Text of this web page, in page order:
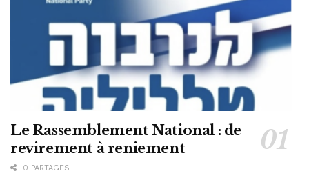
Le Rassemblement National : de
revirement à reniement
0 PARTAGES